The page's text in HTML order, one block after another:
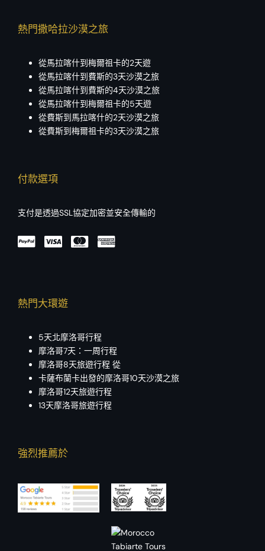
熱門撒哈拉沙漠之旅
從馬拉喀什到梅爾祖卡的2天遊
從馬拉喀什到費斯的3天沙漠之旅
從馬拉喀什到費斯的4天沙漠之旅
從馬拉喀什到梅爾祖卡的5天遊
從費斯到馬拉喀什的2天沙漠之旅
從費斯到梅爾祖卡的3天沙漠之旅
付款選項
支付是透過SSL協定加密並安全傳輸的
熱門大環遊
5天北摩洛哥行程
摩洛哥7天：一周行程
摩洛哥8天旅遊行程 從
卡薩布蘭卡出發的摩洛哥10天沙漠之旅
摩洛哥12天旅遊行程
13天摩洛哥旅遊行程
強烈推薦於